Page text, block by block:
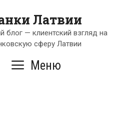
Латвии
блог — клиентский взгляд на
сферу Латвии
Меню